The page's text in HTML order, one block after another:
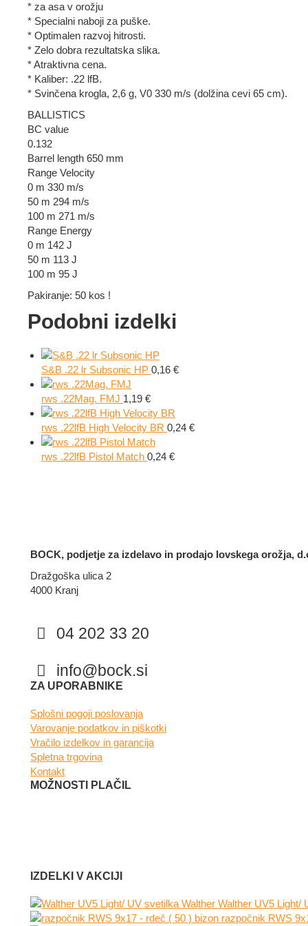
* za asa v orožju
* Specialni naboji za puške.
* Optimalen razvoj hitrosti.
* Zelo dobra rezultatska slika.
* Atraktivna cena.
* Kaliber: .22 lfB.
* Svinčena krogla, 2,6 g, V0 330 m/s (dolžina cevi 65 cm).
BALLISTICS
BC value
0.132
Barrel length 650 mm
Range Velocity
0 m 330 m/s
50 m 294 m/s
100 m 271 m/s
Range Energy
0 m 142 J
50 m 113 J
100 m 95 J
Pakiranje: 50 kos !
Podobni izdelki
S&B .22 lr Subsonic HP 0,16 €
rws .22Mag. FMJ 1,19 €
rws .22lfB High Velocity BR 0,24 €
rws .22lfB Pistol Match 0,24 €
BOCK, podjetje za izdelavo in prodajo lovskega orožja,
Dražgoška ulica 2
4000 Kranj
04 202 33 20
info@bock.si
Facebook
Instagram
ZA UPORABNIKE
Splošni pogoji poslovanja
Varovanje podatkov in piškotki
Vračilo izdelkov in garancija
Spletna trgovina
Kontakt
MOŽNOSTI PLAČIL
IZDELKI V AKCIJI
Walther UV5 Light/
razpočnik RWS